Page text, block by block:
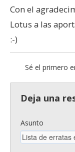
Con el
Lotus a las
:-)
Sé el primero
Deja una
Asunto